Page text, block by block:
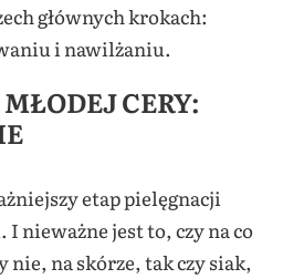
głównych krokach:
i nawilżaniu.
CERY:
etap pielęgnacji
nieważne jest to, czy na co
nie, na skórze, tak czy siak,